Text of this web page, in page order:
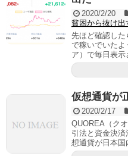
2020/2/20
貧困から抜け出
先ほど確認した
で稼いでいたよ
ア）で毎日表示
仮想通貨が
2020/2/17
QUOREA（ク
引法と資金決
想通貨が日本国